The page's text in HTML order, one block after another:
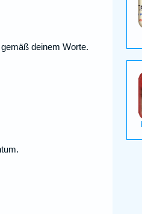
deinem Worte.